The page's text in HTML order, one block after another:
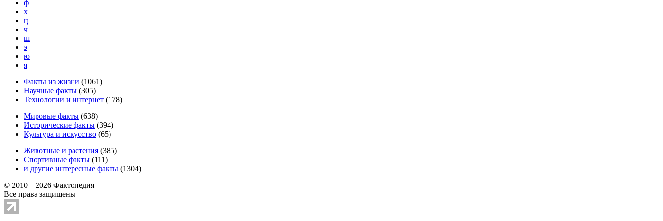
ф
х
ц
ч
ш
э
ю
я
Факты из жизни (1061)
Научные факты (305)
Технологии и интернет (178)
Мировые факты (638)
Исторические факты (394)
Культура и искусство (65)
Животные и растения (385)
Спортивные факты (111)
и другие интересные факты (1304)
© 2010—2026 Фактопедия
Все права защищены